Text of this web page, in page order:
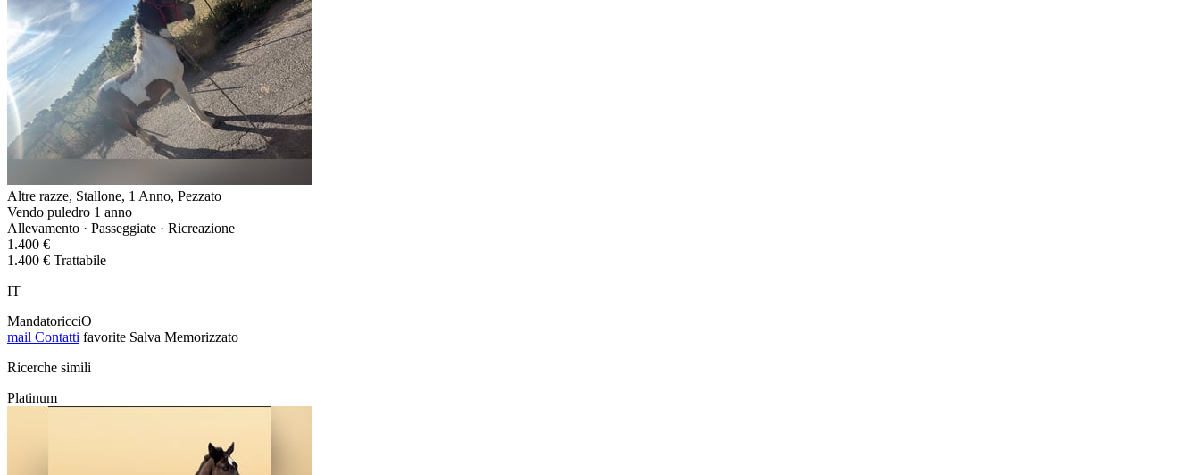
Altre razze, Stallone, 1 Anno, Pezzato
Vendo puledro 1 anno
Allevamento · Passeggiate · Ricreazione
1.400 €
1.400 € Trattabile
IT
MandatoricciO
mail Contatti favorite Salva Memorizzato
Ricerche simili
Platinum